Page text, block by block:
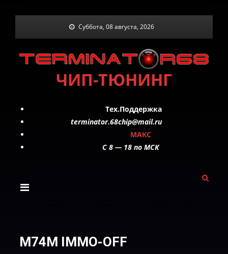
Суббота, 08 августа, 2026
ЧИП-ТЮНИНГ
Тех.Поддержка
terminator.68chip@mail.ru
МАКС
C 8 — 18 по МСК
M74M IMMO-OFF